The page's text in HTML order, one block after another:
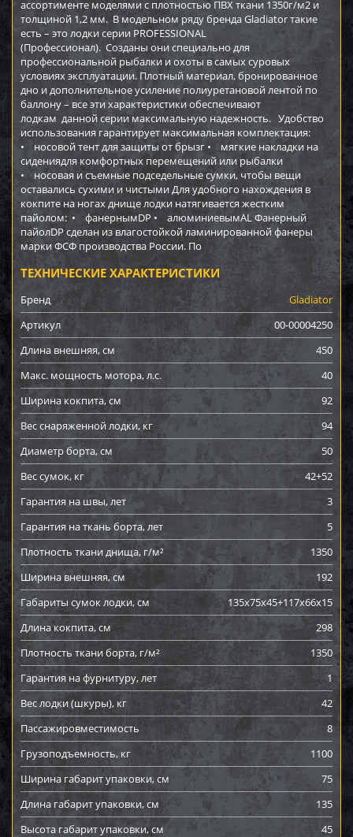
ассортименте моделями с плотностью ПВХ ткани 1350г/м2 и
толщиной 1,2 мм. В модельном ряду бренда Gladiator такие
есть – это лодки серии PROFESSIONAL
(Профессионал). Созданы они специально для
профессиональной рыбалки и охоты в самых суровых
условиях эксплуатации. Плотный материал, бронированное
дно и дополнительное усиление полиуретановой лентой по
баллону – все эти характеристики обеспечивают
лодкам данной серии максимальную надежность. Удобство
использования гарантирует максимальная комплектация:
• носовой тент для защиты от брызг • мягкие накладки на
сидениядля комфортных перемещений или рыбалки
• носовая и съемные подседельные сумки, чтобы вещи
оставались сухими и чистыми Для удобного нахождения в
кокпите на ногах днище лодки натягивается жестким
пайолом: • фанернымDP • алюминиевымAL Фанерный
пайолDP сделан из влагостойкой ламинированной фанеры
марки ФСФ производства России. По
ТЕХНИЧЕСКИЕ ХАРАКТЕРИСТИКИ
Бренд
Gladiator
Артикул
00-00004250
Длина внешняя, см
450
Макс. мощность мотора, л.с.
40
Ширина кокпита, см
92
Вес снаряженной лодки, кг
94
Диаметр борта, см
50
Вес сумок, кг
42+52
Гарантия на швы, лет
3
Гарантия на ткань борта, лет
5
Плотность ткани днища, г/м²
1350
Ширина внешняя, см
192
Габариты сумок лодки, см
135x75x45+117x66x15
Длина кокпита, см
298
Плотность ткани борта, г/м²
1350
Гарантия на фурнитуру, лет
1
Вес лодки (шкуры), кг
42
Пассажировместимость
8
Грузоподъемность, кг
1100
Ширина габарит упаковки, см
75
Длина габарит упаковки, см
135
Высота габарит упаковки, см
45